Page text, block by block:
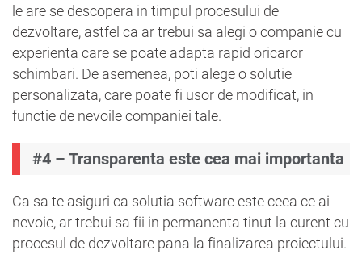
le are se descopera in timpul procesului de
dezvoltare, astfel ca ar trebui sa alegi o companie cu
experienta care se poate adapta rapid oricaror
schimbari. De asemenea, poti alege o solutie
personalizata, care poate fi usor de modificat, in
functie de nevoile companiei tale.
#4 – Transparenta este cea mai importanta
Ca sa te asiguri ca solutia software este ceea ce ai
nevoie, ar trebui sa fii in permanenta tinut la curent cu
procesul de dezvoltare pana la finalizarea proiectului.